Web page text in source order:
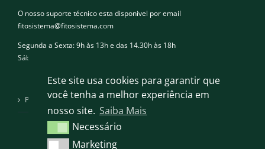
Este site usa cookies para garantir que
você tenha a melhor experiência em
nosso site. Saiba Mais
Necessário
Necessário
MarketingMarketing
O nosso suporte técnico esta disponivel por email
fitosistema@fitosistema.com
Segunda a Sexta: 9h às 13h e das 14.30h às 18h
Sábado e Domingo: Encerrado
Política de privacidade